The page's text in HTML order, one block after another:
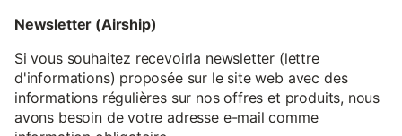
Newsletter (Airship)
Si vous souhaitez recevoirla newsletter (lettre
d'informations) proposée sur le site web avec des
informations régulières sur nos offres et produits, nous
avons besoin de votre adresse e-mail comme